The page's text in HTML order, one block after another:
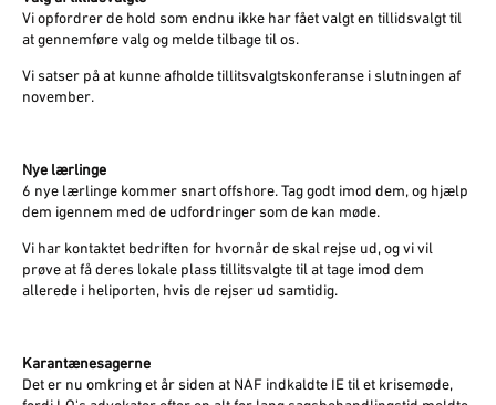
Vi opfordrer de hold som endnu ikke har fået valgt en tillidsvalgt til
at gennemføre valg og melde tilbage til os.
Vi satser på at kunne afholde tillitsvalgtskonferanse i slutningen af
november.
Nye lærlinge
6 nye lærlinge kommer snart offshore. Tag godt imod dem, og hjælp
dem igennem med de udfordringer som de kan møde.
Vi har kontaktet bedriften for hvornår de skal rejse ud, og vi vil
prøve at få deres lokale plass tillitsvalgte til at tage imod dem
allerede i heliporten, hvis de rejser ud samtidig.
Karantænesagerne
Det er nu omkring et år siden at NAF indkaldte IE til et krisemøde,